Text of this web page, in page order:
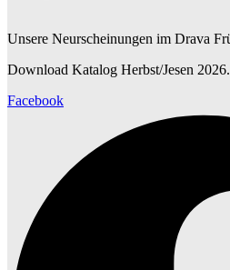
Unsere Neurscheinungen im Drava
Download Katalog Herbst/Jesen 2026.
Facebook